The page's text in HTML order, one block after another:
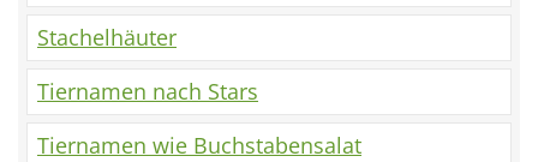
Stachelhäuter
Tiernamen nach Stars
Tiernamen wie Buchstabensalat